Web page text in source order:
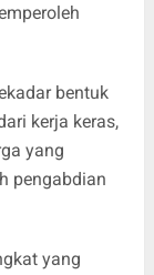
bentuk
kerja keras,
yang
pengabdian
yang